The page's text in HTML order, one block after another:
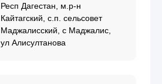
Респ Дагестан, м.р-н
Кайтагский, с.п. сельсовет
Маджалисский, с Маджалис,
ул Алисултанова